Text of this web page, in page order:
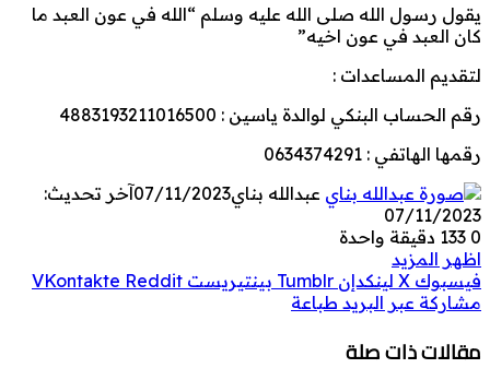
يقول رسول الله صلى الله عليه وسلم “الله في عون العبد ما
كان العبد في عون اخيه”
لتقديم المساعدات :
رقم الحساب البنكي لوالدة ياسين : 4883193211016500
رقمها الهاتفي : 0634374291
عبدالله بناي07/11/2023آخر تحديث:
07/11/2023
0
دقيقة واحدة
اظهر المزيد
فيسبوك ‫X لينكدإن بينتيريست
مشاركة عبر البريد طباعة
مقالات ذات صلة